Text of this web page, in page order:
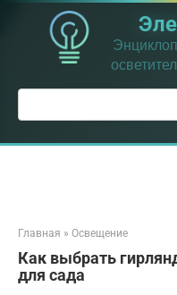
Перейти
контенту
Поиск:
Главная » Освещение
Как выбрать
для сада